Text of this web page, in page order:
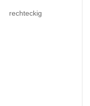
rechteckig